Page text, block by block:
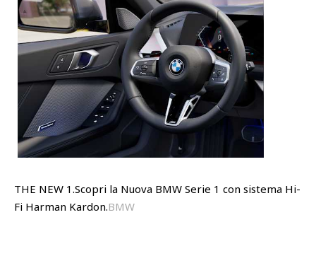
THE NEW 1.Scopri la Nuova BMW Serie 1 con sistema Hi-
Fi Harman Kardon.BMW